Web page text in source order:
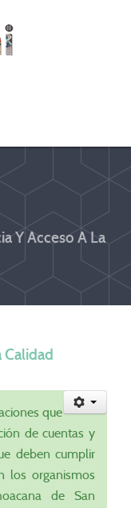
Y Acceso A La
que
de cuentas y
deben cumplir
los organismos
de San